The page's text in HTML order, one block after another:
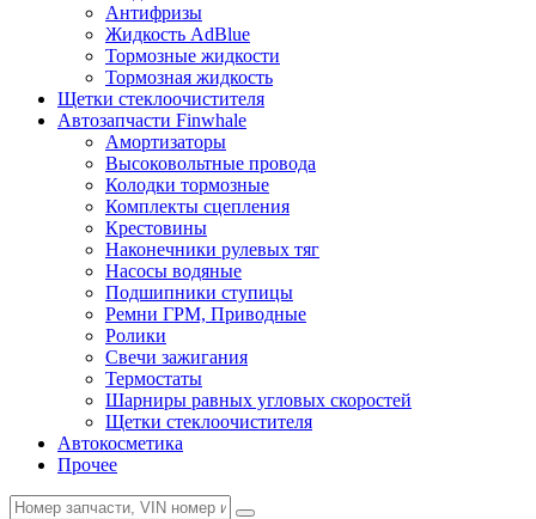
Антифризы
Жидкость AdBlue
Тормозные жидкости
Тормозная жидкость
Щетки стеклоочистителя
Автозапчасти Finwhale
Амортизаторы
Высоковольтные провода
Колодки тормозные
Комплекты сцепления
Крестовины
Наконечники рулевых тяг
Насосы водяные
Подшипники ступицы
Ремни ГРМ, Приводные
Ролики
Свечи зажигания
Термостаты
Шарниры равных угловых скоростей
Щетки стеклоочистителя
Автокосметика
Прочее